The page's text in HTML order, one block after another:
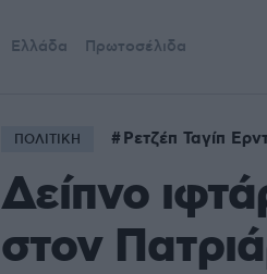
Ελλάδα Πρωτοσέλιδα
ΠΟΛΙΤΙΚΗ Ρετζέπ Ταγίπ
Δείπνο
στον